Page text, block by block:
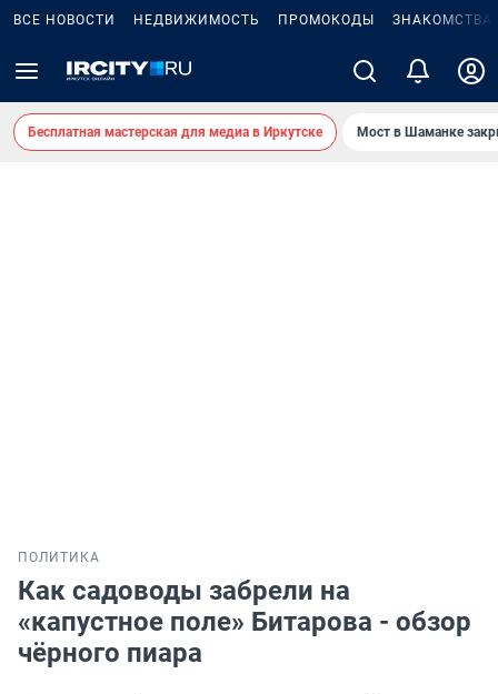
ВСЕ НОВОСТИ НЕДВИЖИМОСТЬ ПРОМОКОДЫ ЗНАКОМСТВА
Бесплатная мастерская для медиа в Иркутске Мост в Шаманке
ПОЛИТИКА
Как садоводы забрели на
«капустное поле» Битарова - обзор
чёрного пиара